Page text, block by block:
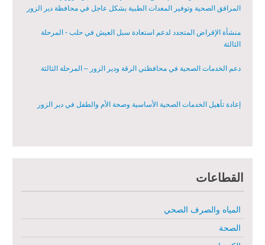
المرافق الصحية وتوفير المعدات الطبية بشكل عاجل في محافظة دير الزور
منشأة الإقراض المتجدد لدعم استعادة سبل العيش في حلب - المرحلة
الثالثة
دعم الخدمات الصحية في محافظتي الرقة ودير الزور – المرحلة الثالثة
إعادة تأهيل الخدمات الصحية الأساسية وصحة الأم والطفل في دير الزور
مشروع إعادة تأهيل المأوى والبنية التحتية المستدامة في محافظة السويداء
مبادرة متعددة القطاعات لإعادة التأهيل في مدينة جسر الشغور
القطاعات
المياه والصرف الصحي
الصحة